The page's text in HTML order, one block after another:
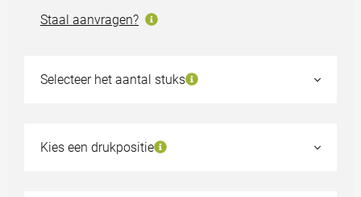
Staal aanvragen?
Kies een drukpositie
Selecteer het aantal stuks
50
€12,93